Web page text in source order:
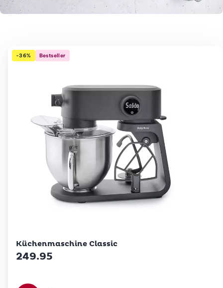
-36% Bestseller
Küchenmaschine Classic
249.95